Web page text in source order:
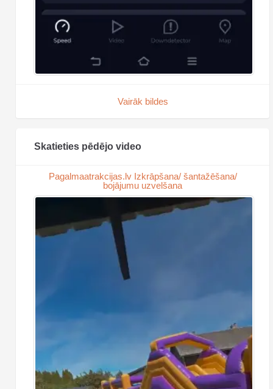
Vairāk bildes
Skatieties pēdējo video
Pagalmaatrakcijas.lv Izkrāpšana/ šantažēšana/
bojājumu uzvelšana